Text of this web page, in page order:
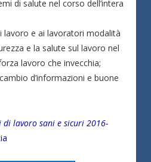
di salute nel corso dell’intera
lavoro e ai lavoratori modalità
e la salute sul lavoro nel
lavoro che invecchia;
d’informazioni e buone
di lavoro sani e sicuri 2016-